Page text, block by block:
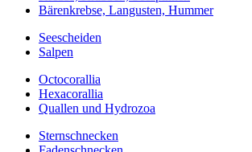
Bärenkrebse, Langusten, Hummer
Seescheiden
Salpen
Octocorallia
Hexacorallia
Quallen und Hydrozoa
Sternschnecken